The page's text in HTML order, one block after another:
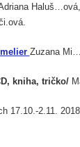
Zuzana
kniha, tričko/
17.10.-2.11.